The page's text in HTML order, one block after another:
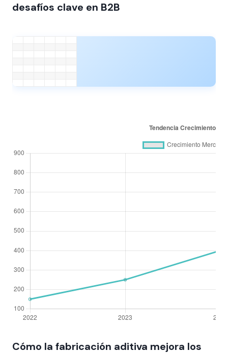
desafíos clave en B2B
Cómo la fabricación aditiva mejora los